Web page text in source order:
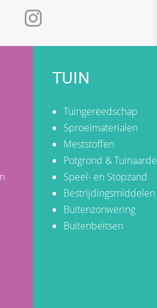
TUIN
Tuingereedschap
Sproeimaterialen
Meststoffen
Potgrond & Tuinaarde
Speel- en Stopzand
Bestrijdingsmiddelen
Buitenzonwering
Buitenbeitsen